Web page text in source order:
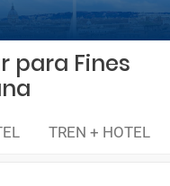
para Fines
TREN + HOTEL